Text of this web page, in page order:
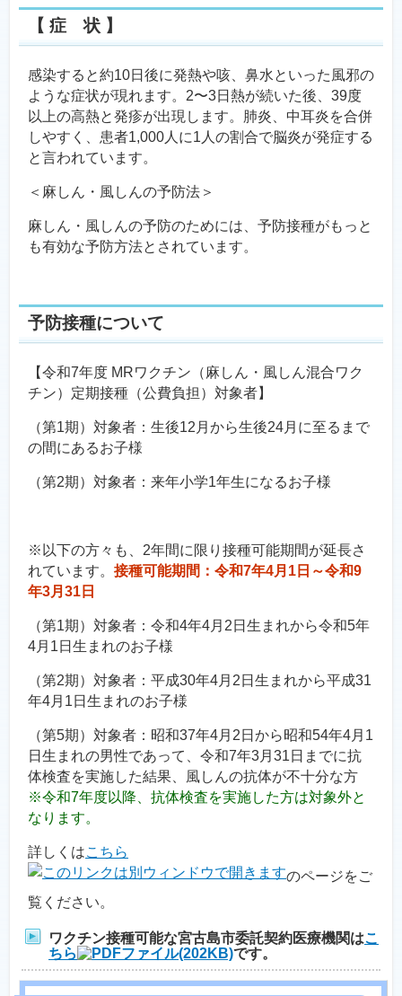
【 症 状 】
感染すると約10日後に発熱や咳、鼻水といった風邪の
ような症状が現れます。2〜3日熱が続いた後、39度
以上の高熱と発疹が出現します。肺炎、中耳炎を合併
しやすく、患者1,000人に1人の割合で脳炎が発症する
と言われています。
＜麻しん・風しんの予防法＞
麻しん・風しんの予防のためには、予防接種がもっと
も有効な予防方法とされています。
予防接種について
【令和7年度 MRワクチン（麻しん・風しん混合ワク
チン）定期接種（公費負担）対象者】
（第1期）対象者：生後12月から生後24月に至るまで
の間にあるお子様
（第2期）対象者：来年小学1年生になるお子様
※以下の方々も、2年間に限り接種可能期間が延長さ
れています。 接種可能期間：令和7年4月1日～令和9
年3月31日
（第1期）対象者：令和4年4月2日生まれから令和5年
4月1日生まれのお子様
（第2期）対象者：平成30年4月2日生まれから平成31
年4月1日生まれのお子様
（第5期）対象者：昭和37年4月2日から昭和54年4月1
日生まれの男性であって、令和7年3月31日までに抗
体検査を実施した結果、風しんの抗体が不十分な方
※令和7年度以降、抗体検査を実施した方は対象外と
なります。
詳しくはこちら
のページをご
覧ください。
ワクチン接種可能な宮古島市委託契約医療機関はこ
ちら
(202KB)です。